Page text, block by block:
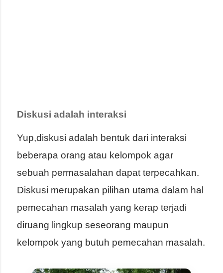
Diskusi adalah interaksi
Yup,diskusi adalah bentuk dari interaksi
beberapa orang atau kelompok agar
sebuah permasalahan dapat terpecahkan.
Diskusi merupakan pilihan utama dalam hal
pemecahan masalah yang kerap terjadi
diruang lingkup seseorang maupun
kelompok yang butuh pemecahan masalah.